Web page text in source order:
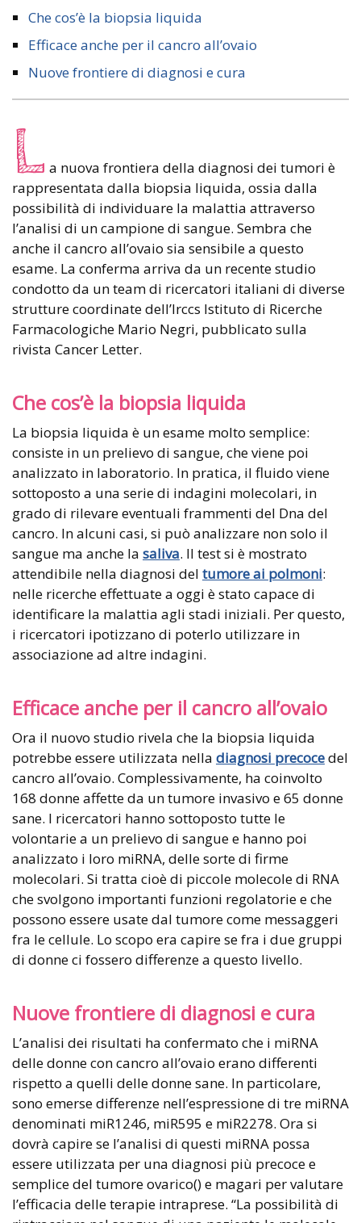
Che cos’è la biopsia liquida
Efficace anche per il cancro all’ovaio
Nuove frontiere di diagnosi e cura
L a nuova frontiera della diagnosi dei tumori è
rappresentata dalla biopsia liquida, ossia dalla
possibilità di individuare la malattia attraverso
l’analisi di un campione di sangue. Sembra che
anche il cancro all’ovaio sia sensibile a questo
esame. La conferma arriva da un recente studio
condotto da un team di ricercatori italiani di diverse
strutture coordinate dell’Irccs Istituto di Ricerche
Farmacologiche Mario Negri, pubblicato sulla
rivista Cancer Letter.
Che cos’è la biopsia liquida
La biopsia liquida è un esame molto semplice:
consiste in un prelievo di sangue, che viene poi
analizzato in laboratorio. In pratica, il fluido viene
sottoposto a una serie di indagini molecolari, in
grado di rilevare eventuali frammenti del Dna del
cancro. In alcuni casi, si può analizzare non solo il
sangue ma anche la saliva. Il test si è mostrato
attendibile nella diagnosi del tumore ai polmoni:
nelle ricerche effettuate a oggi è stato capace di
identificare la malattia agli stadi iniziali. Per questo,
i ricercatori ipotizzano di poterlo utilizzare in
associazione ad altre indagini.
Efficace anche per il cancro all’ovaio
Ora il nuovo studio rivela che la biopsia liquida
potrebbe essere utilizzata nella diagnosi precocedel
cancro all’ovaio. Complessivamente, ha coinvolto
168 donne affette da un tumore invasivo e 65 donne
sane. I ricercatori hanno sottoposto tutte le
volontarie a un prelievo di sangue e hanno poi
analizzato i loro miRNA, delle sorte di firme
molecolari. Si tratta cioè di piccole molecole di RNA
che svolgono importanti funzioni regolatorie e che
possono essere usate dal tumore come messaggeri
fra le cellule. Lo scopo era capire se fra i due gruppi
di donne ci fossero differenze a questo livello.
Nuove frontiere di diagnosi e cura
L’analisi dei risultati ha confermato che i miRNA
delle donne con cancro all’ovaio erano differenti
rispetto a quelli delle donne sane. In particolare,
sono emerse differenze nell’espressione di tre miRNA
denominati miR1246, miR595 e miR2278. Ora si
dovrà capire se l’analisi di questi miRNA possa
essere utilizzata per una diagnosi più precoce e
semplice del tumore ovarico() e magari per valutare
l’efficacia delle terapie intraprese. “La possibilità di